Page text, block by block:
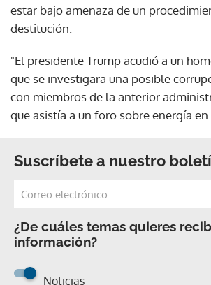
estar bajo amenaza de un
destitución.
"El presidente Trump acudió a un
que se investigara una posible
con miembros de la anterior
que asistía a un foro sobre energía en
Suscríbete a nuestro
¿De cuáles temas quieres
información?
Noticias